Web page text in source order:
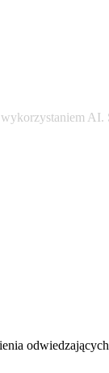
wykorzystaniem AI.